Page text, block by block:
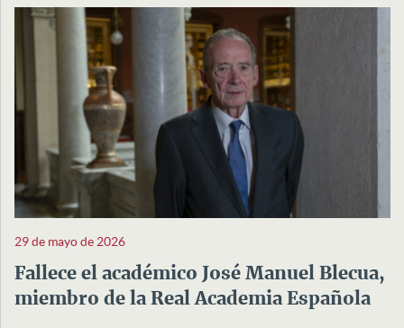
29 de mayo de 2026
Fallece el académico José Manuel Blecua,
miembro de la Real Academia Española